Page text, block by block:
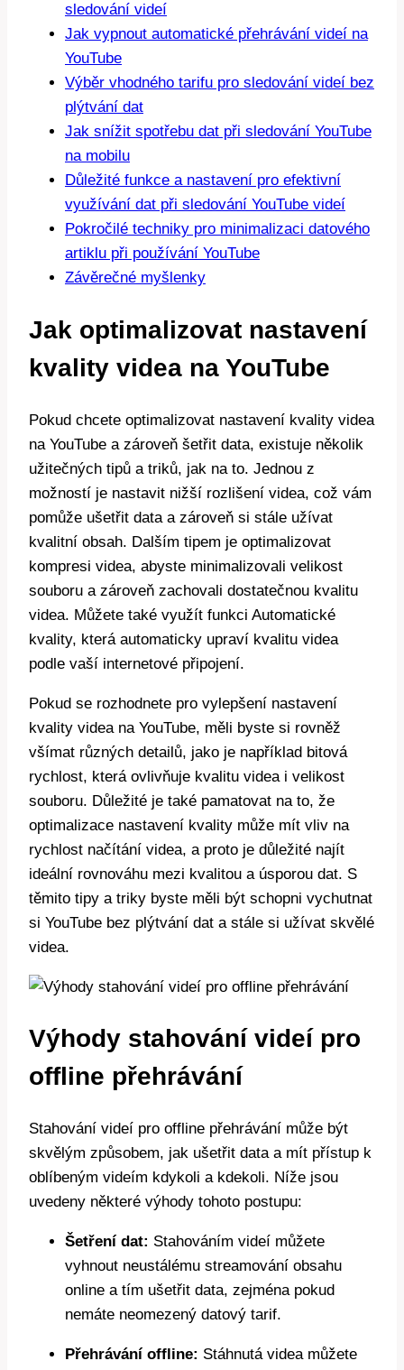
sledování videí
Jak vypnout automatické přehrávání videí na
YouTube
Výběr vhodného tarifu pro sledování videí bez
plýtvání dat
Jak snížit spotřebu dat při sledování YouTube
na mobilu
Důležité funkce a nastavení pro efektivní
využívání dat při sledování YouTube videí
Pokročilé techniky pro minimalizaci datového
artiklu při používání YouTube
Závěrečné myšlenky
Jak optimalizovat nastavení
kvality videa na YouTube
Pokud chcete optimalizovat nastavení kvality videa
na YouTube a zároveň šetřit data, existuje několik
užitečných tipů a triků, jak na to. Jednou z
možností je nastavit nižší rozlišení videa, což vám
pomůže ušetřit data a zároveň si stále užívat
kvalitní obsah. Dalším tipem je optimalizovat
kompresi videa, abyste minimalizovali velikost
souboru a zároveň zachovali dostatečnou kvalitu
videa. Můžete také využít funkci Automatické
kvality, která automaticky upraví kvalitu videa
podle vaší internetové připojení.
Pokud se rozhodnete pro vylepšení nastavení
kvality videa na YouTube, měli byste si rovněž
všímat různých detailů, jako je například bitová
rychlost, která ovlivňuje kvalitu videa i velikost
souboru. Důležité je také pamatovat na to, že
optimalizace nastavení kvality může mít vliv na
rychlost načítání videa, a proto je důležité najít
ideální rovnováhu mezi kvalitou a úsporou dat. S
těmito tipy a triky byste měli být schopni vychutnat
si YouTube bez plýtvání dat a stále si užívat skvělé
videa.
Výhody stahování videí pro
offline přehrávání
Stahování videí pro offline přehrávání může být
skvělým způsobem, jak ušetřit data a mít přístup k
oblíbeným videím kdykoli a kdekoli. Níže jsou
uvedeny některé výhody tohoto postupu:
Šetření dat: Stahováním videí můžete
vyhnout neustálému streamování obsahu
online a tím ušetřit data, zejména pokud
nemáte neomezený datový tarif.
Přehrávání offline: Stáhnutá videa můžete